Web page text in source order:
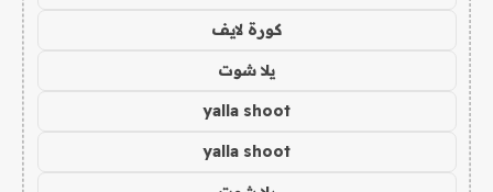
كورة لايف
يلا شوت
yalla shoot
yalla shoot